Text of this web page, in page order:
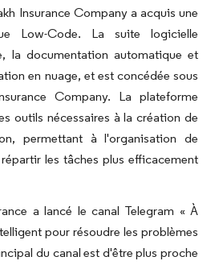
Insurance Company a acquis une
Low-Code. La suite logicielle
la documentation automatique et
en nuage, et est concédée sous
Company. La plateforme
outils nécessaires à la création de
permettant à l'organisation de
les tâches plus efficacement
a lancé le canal Telegram « À
pour résoudre les problèmes
du canal est d'être plus proche